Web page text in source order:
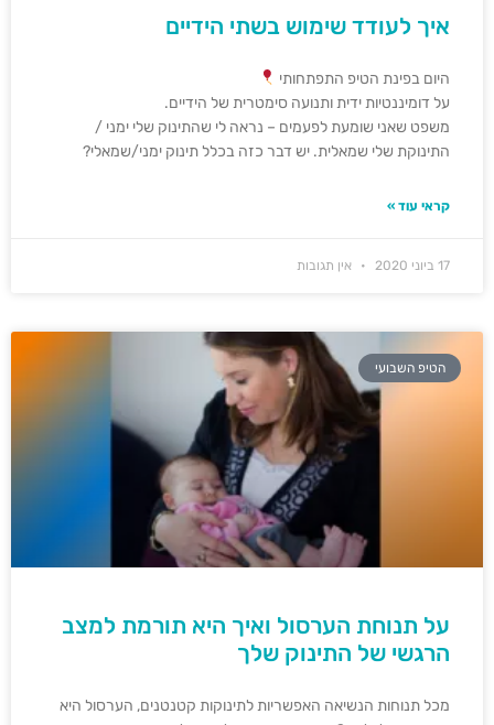
איך לעודד שימוש בשתי הידיים
היום בפינת הטיפ התפתחותי
על דומיננטיות ידית ותנועה סימטרית של הידיים.
משפט שאני שומעת לפעמים – נראה לי שהתינוק שלי ימני /
התינוקת שלי שמאלית. יש דבר כזה בכלל תינוק ימני/שמאלי?
קראי עוד »
17 ביוני 2020 אין תגובות
הטיפ השבועי
על תנוחת הערסול ואיך היא תורמת למצב
הרגשי של התינוק שלך
מכל תנוחות הנשיאה האפשריות לתינוקות קטנטנים, הערסול היא